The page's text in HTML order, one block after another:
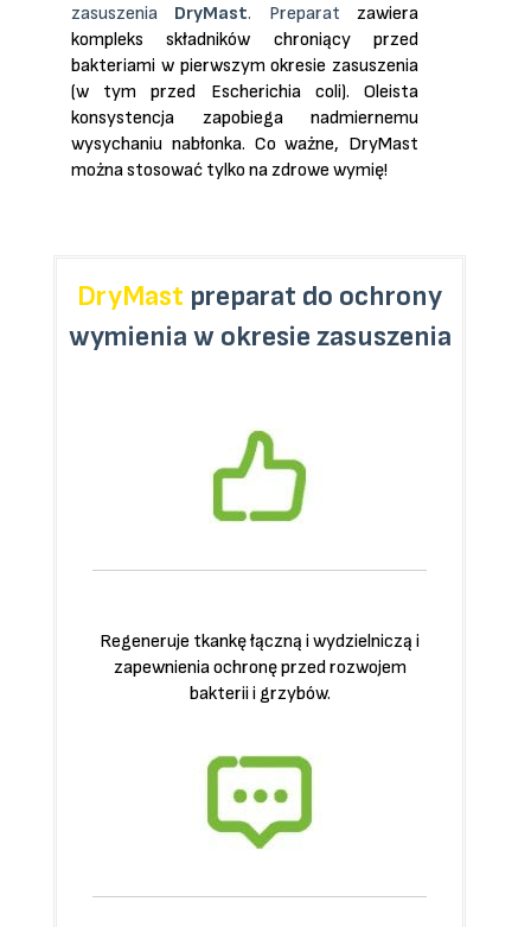
zasuszenia
DryMast. Preparat zawiera
kompleks składników chroniący przed
bakteriami w pierwszym okresie zasuszenia
(w tym przed Escherichia coli). Oleista
konsystencja zapobiega nadmiernemu
wysychaniu nabłonka. Co ważne, DryMast
można stosować tylko na zdrowe wymię!
DryMast preparat do ochrony
wymienia w okresie zasuszenia
Regeneruje tkankę łączną i wydzielniczą i
zapewnienia ochronę przed rozwojem
bakterii i grzybów.